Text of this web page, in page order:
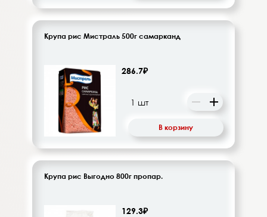
Крупа рис Мистраль 500г самарканд
286.7₽
В корзину
Крупа рис Выгодно 800г пропар.
129.3₽